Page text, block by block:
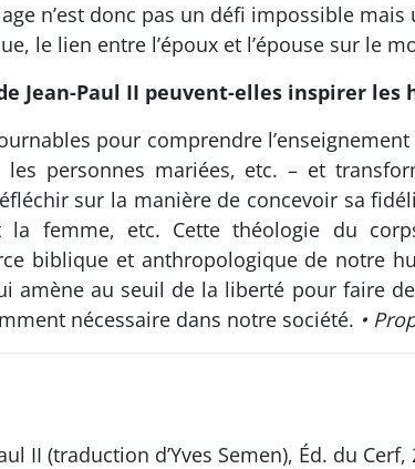
n’est donc pas un défi impossible
le lien entre l’époux et l’épouse sur le
Jean-Paul II peuvent-elles inspirer les
pour comprendre
les personnes mariées, etc. – et
sur la manière de concevoir sa
la femme, etc. Cette théologie du
biblique et anthropologique de notre
amène au seuil de la liberté pour faire
nécessaire dans notre société. •
II (traduction d’Yves Semen), Éd. du Cerf,